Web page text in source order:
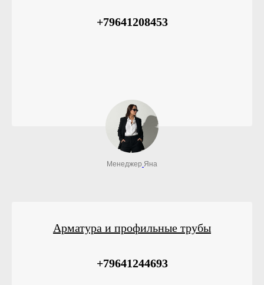
+79641208453
Менеджер Яна
Арматура и профильные трубы
+79641244693